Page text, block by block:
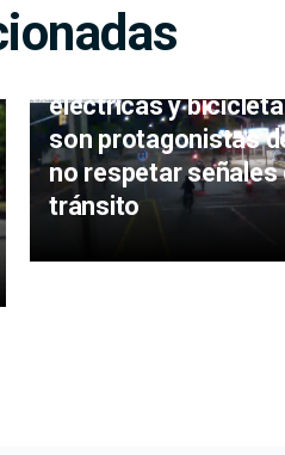
eléctricas y
son protagonistas
no respetar señales
tránsito